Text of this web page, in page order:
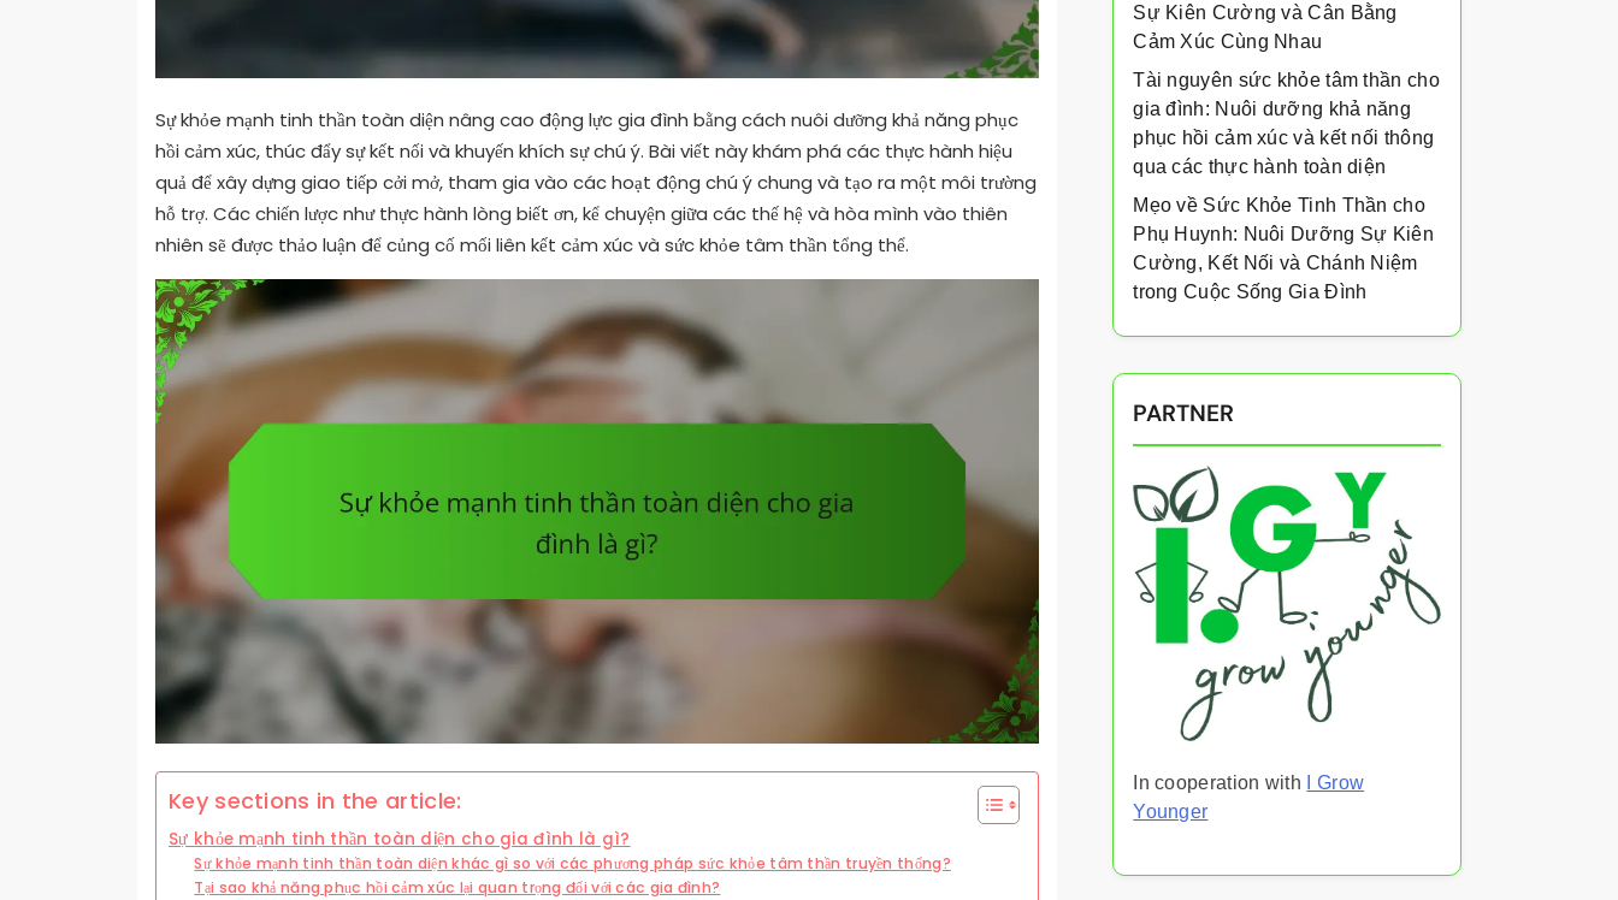
Sự khỏe mạnh tinh thần toàn diện nâng cao động lực gia đình bằng cách nuôi dưỡng khả năng phục
hồi cảm xúc, thúc đẩy sự kết nối và khuyến khích sự chú ý. Bài viết này khám phá các thực hành hiệu
quả để xây dựng giao tiếp cởi mở, tham gia vào các hoạt động chú ý chung và tạo ra một môi trường
hỗ trợ. Các chiến lược như thực hành lòng biết ơn, kể chuyện giữa các thế hệ và hòa mình vào thiên
nhiên sẽ được thảo luận để củng cố mối liên kết cảm xúc và sức khỏe tâm thần tổng thể.
Key sections in the article:
Sự khỏe mạnh tinh thần toàn diện cho gia đình là gì?
Sự khỏe mạnh tinh thần toàn diện khác gì so với các phương pháp sức khỏe tâm thần truyền thống?
Tại sao khả năng phục hồi cảm xúc lại quan trọng đối với các gia đình?
Sự Kiên Cường và Cân Bằng
Cảm Xúc Cùng Nhau
Tài nguyên sức khỏe tâm thần cho
gia đình: Nuôi dưỡng khả năng
phục hồi cảm xúc và kết nối thông
qua các thực hành toàn diện
Mẹo về Sức Khỏe Tinh Thần cho
Phụ Huynh: Nuôi Dưỡng Sự Kiên
Cường, Kết Nối và Chánh Niệm
trong Cuộc Sống Gia Đình
PARTNER
In cooperation with
I Grow
Younger